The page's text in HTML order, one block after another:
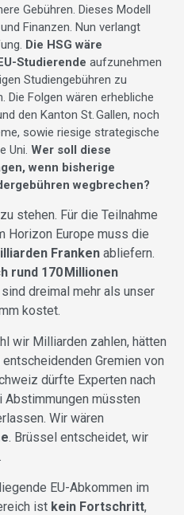
Gebühren. Dieses Modell
Finanzen. Nun verlangt
Die HSG wäre
Studierende aufzunehmen
Studiengebühren zu
Die Folgen wären erhebliche
den Kanton St. Gallen, noch
sowie riesige strategische
Uni. Wer soll diese
wenn bisherige
wegbrechen?
stehen. Für die Teilnahme
Horizon Europe muss die
Franken abliefern.
rund 170Millionen
dreimal mehr als unser
kostet.
wir Milliarden zahlen, hätten
entscheidenden Gremien von
dürfte Experten nach
Abstimmungen müssten
Wir wären
. Brüssel entscheidet, wir
EU-Abkommen im
ist kein Fortschritt,